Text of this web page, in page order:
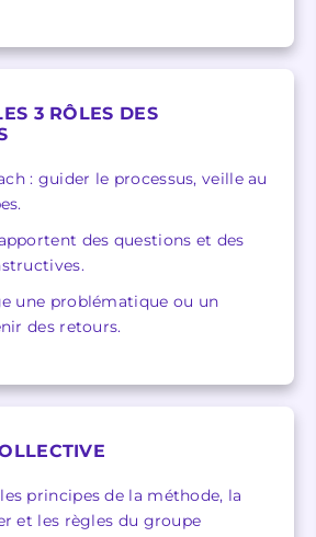
3 RÔLES DES
: guider le processus, veille au
des questions et des
une problématique ou un
des retours.
principes de la méthode, la
et les règles du groupe